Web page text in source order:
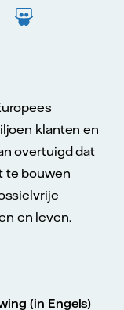
klanten en
overtuigd dat
te bouwen
en leven.
(in Engels)